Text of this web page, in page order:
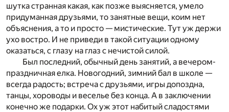
шутка странная какая, как позже выясняется, умело
придуманная друзьями, то занятные вещи, коим нет
объяснения, а то и просто — мистические. Тут уж держи
ухо востро. И не приведи в такой ситуации одному
оказаться, с глазу на глаз с нечистой силой.
Был последний, обычный день занятий, а вечером-
праздничная елка. Новогодний, зимний бал в школе —
всегда радость; встреча с друзьями, игры допоздна,
танцы, хороводы и веселье без конца. А в заключении
конечно же подарки. Ох уж этот набитый сладостями